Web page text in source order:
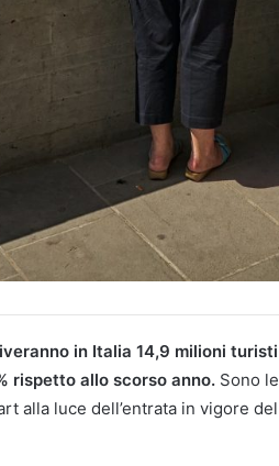
in Italia 14,9 milioni
rispetto allo scorso anno. Sono
alla luce dell’entrata in vigore